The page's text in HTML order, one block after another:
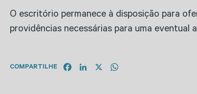
O escritório permanece à disposição para
providências necessárias para uma eventual
COMPARTILHE FacebookLinkedIn